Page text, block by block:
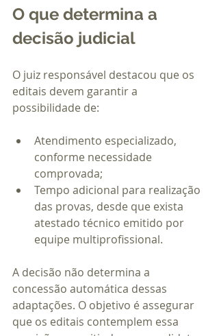
O que determina a
decisão judicial
O juiz responsável destacou que os
editais devem garantir a
possibilidade de:
Atendimento especializado,
conforme necessidade
comprovada;
Tempo adicional para realização
das provas, desde que exista
atestado técnico emitido por
equipe multiprofissional.
A decisão não determina a
concessão automática dessas
adaptações. O objetivo é assegurar
que os editais contemplem essa